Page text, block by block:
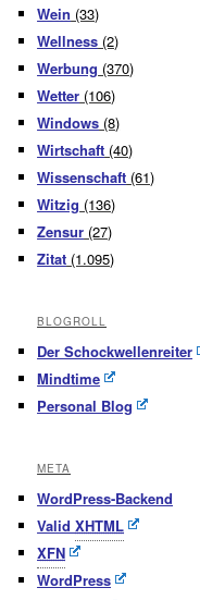
Wein (33)
Wellness (2)
Werbung (370)
Wetter (106)
Windows (8)
Wirtschaft (40)
Wissenschaft (61)
Witzig (136)
Zensur (27)
Zitat (1.095)
BLOGROLL
Der Schockwellenreiter
Mindtime
Personal Blog
META
WordPress-Backend
ValidXHTML
XFN
WordPress